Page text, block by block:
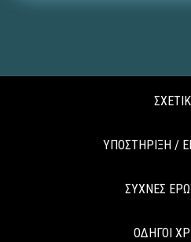
ΥΠΟΣΤΗΡΙΞΗ /
ΣΥΧΝΕΣ
ΟΔΗΓΟΙ